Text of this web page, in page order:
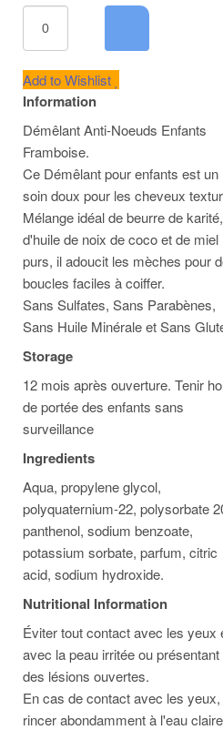
Add to Wishlist
Information
Démêlant Anti-Noeuds Enfants
Framboise.
Ce Démêlant pour enfants est un
soin doux pour les cheveux
Mélange idéal de beurre de karité,
d'huile de noix de coco et de miel
purs, il adoucit les mèches pour
boucles faciles à coiffer.
Sans Sulfates, Sans Parabènes,
Sans Huile Minérale et Sans
Storage
12 mois après ouverture. Tenir
de portée des enfants sans
surveillance
Ingredients
Aqua, propylene glycol,
polyquaternium-22, polysorbate
panthenol, sodium benzoate,
potassium sorbate, parfum, citric
acid, sodium hydroxide.
Nutritional Information
Éviter tout contact avec les yeux
avec la peau irritée ou présentant
des lésions ouvertes.
En cas de contact avec les yeux,
rincer abondamment à l'eau